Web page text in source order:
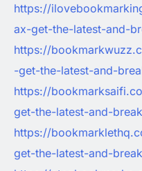
https://
ax-get-the-latest-and-
https://
-get-the-latest-and-
https://
get-the-latest-and-
https://
get-the-latest-and-